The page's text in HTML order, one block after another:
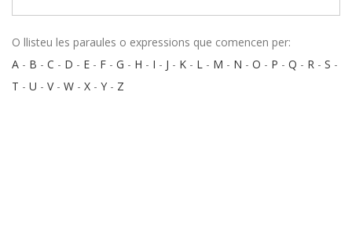
O llisteu les paraules o expressions que comencen per:
A - B - C - D - E - F - G - H - I - J - K - L - M - N - O - P - Q - R - S -
T - U - V- W - X - Y - Z